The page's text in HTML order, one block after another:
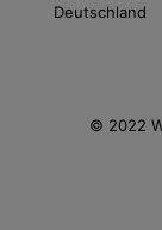
Deutschland
© 2022